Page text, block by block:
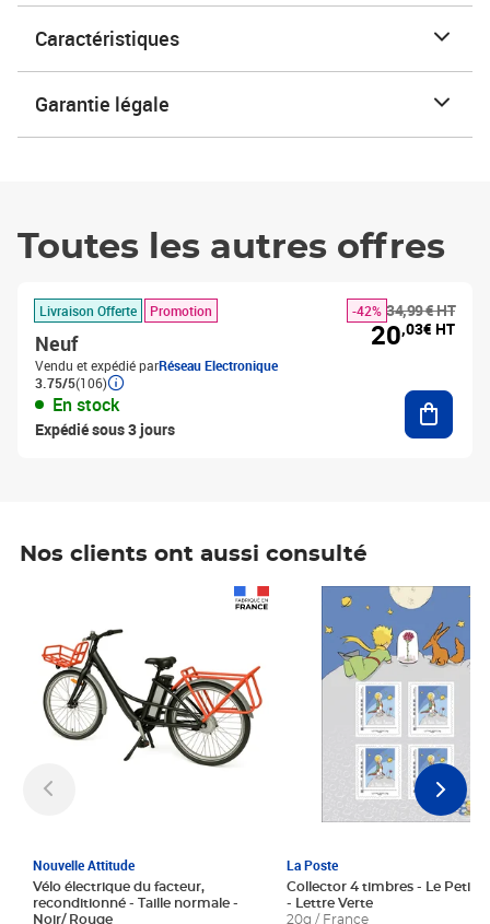
Caractéristiques
Garantie légale
Toutes les autres offres
Livraison Offerte Promotion
Neuf
Vendu et expédié parRéseau Electronique
3.75/5(106)
En stock
Expédié sous 3 jours
34,99 € HT
-42%
20,03€ HT
Nos clients ont aussi consulté
Nouvelle Attitude
Vélo électrique du facteur,
reconditionné - Taille normale -
Noir/ Rouge
La Poste
Collector 4 timbres - Le Petit
- Lettre Verte
20g / France
Prix 6,25€ HT